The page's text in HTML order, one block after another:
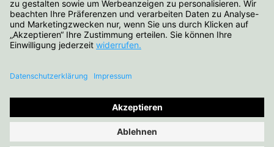
Informationen
Über Hartjes Shop
Alle Preise inkl. gesetzl. Mehrwertsteuer zzgl.
ggf. Nachnahmegebühren, wenn nicht anders angegeben.